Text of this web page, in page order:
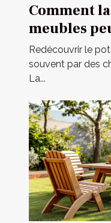
Comment
meubles
intérieur ?
Redécouvrir le
souvent par des
La...